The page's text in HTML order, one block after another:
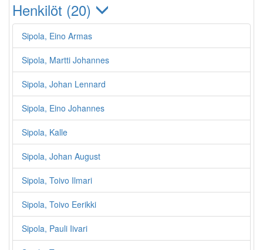
Henkilöt (20)
Sipola, Eino Armas
Sipola, Martti Johannes
Sipola, Johan Lennard
Sipola, Eino Johannes
Sipola, Kalle
Sipola, Johan August
Sipola, Toivo Ilmari
Sipola, Toivo Eerikki
Sipola, Pauli Iivari